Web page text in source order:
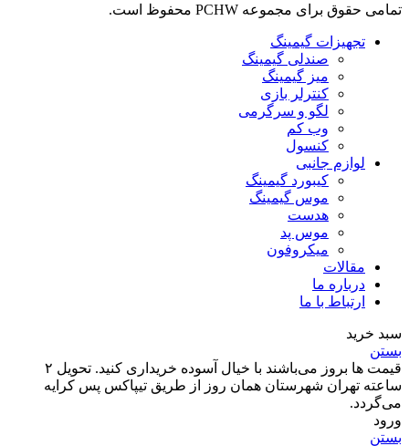
تمامی حقوق برای مجموعه PCHW محفوظ است.
تجهیزات گیمینگ
صندلی گیمینگ
میز گیمینگ
کنترلر بازی
لگو و سرگرمی
وب کم
کنسول
لوازم جانبی
کیبورد گیمینگ
موس گیمینگ
هدست
موس پد
میکروفون
مقالات
درباره ما
ارتباط با ما
سبد خرید
بستن
قیمت‌ ها بروز می‌باشند با خیال آسوده خریداری کنید. تحویل ۲
ساعته تهران شهرستان همان روز از طریق تیپاکس پس کرایه‌
می‌گردد.
ورود
بستن